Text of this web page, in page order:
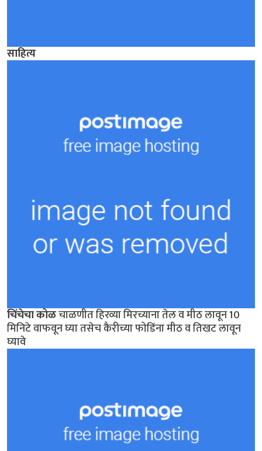
साहित्य
चिंचेचा कोळचाळणीत हिरव्या मिरच्याना तेल व मीठ लावून 10
मिनिटे वाफवून घ्या तसेच कैरीच्या फोडिंना मीठ व तिखट लावून
घ्यावे